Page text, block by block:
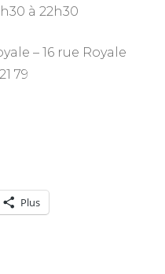
à 22h30
– 16 rue Royale
79
Plus